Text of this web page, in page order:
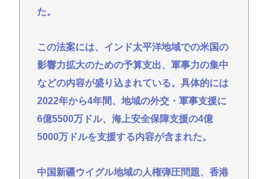
う答える？
Powered by livedoor 相互RSS
た。
この法案には、インド太平洋地域での米国の
影響力拡大のための予算支出、軍事力の集中
などの内容が盛り込まれている。具体的には
2022年から4年間、地域の外交・軍事支援に
6億5500万ドル、海上安全保障支援の4億
5000万ドルを支援する内容が含まれた。
中国新疆ウイグル地域の人権弾圧問題、香港